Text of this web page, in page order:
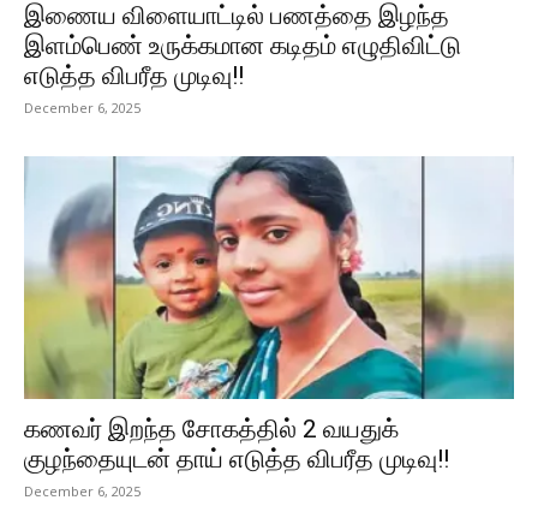
இணைய விளையாட்டில் பணத்தை இழந்த
இளம்பெண் உருக்கமான கடிதம் எழுதிவிட்டு
எடுத்த விபரீத முடிவு!!
December 6, 2025
கணவர் இறந்த சோகத்தில் 2 வயதுக்
குழந்தையுடன் தாய் எடுத்த விபரீத முடிவு!!
December 6, 2025